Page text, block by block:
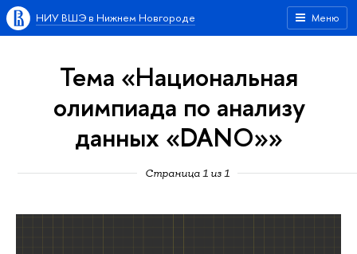
Меню
НИУ ВШЭ в Нижнем Новгороде
Тема «Национальная
олимпиада по анализу
данных «DANO»»
Страница 1 из 1